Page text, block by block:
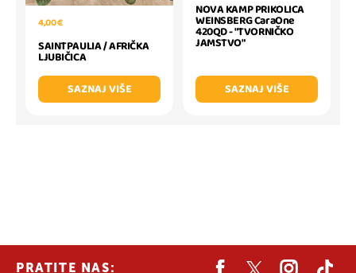
4,00 €
SAINTPAULIA / AFRIČKA
LJUBIČICA
SAZNAJ VIŠE
NOVA KAMP PRIKOLICA
WEINSBERG CaraOne
420QD - "TVORNIČKO
JAMSTVO"
SAZNAJ VIŠE
PRATITE NAS: